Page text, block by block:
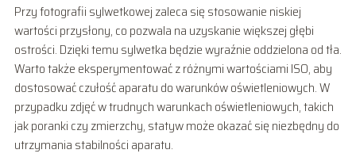
Przy fotografii sylwetkowej zaleca się stosowanie niskiej
wartości przysłony, co pozwala na uzyskanie większej głębi
ostrości. Dzięki temu sylwetka będzie wyraźnie oddzielona od tła.
Warto także eksperymentować z różnymi wartościami ISO, aby
dostosować czułość aparatu do warunków oświetleniowych. W
przypadku zdjęć w trudnych warunkach oświetleniowych, takich
jak poranki czy zmierzchy, statyw może okazać się niezbędny do
utrzymania stabilności aparatu.